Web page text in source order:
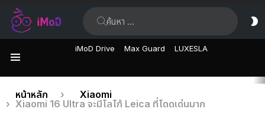
iMoD Drive Max Guard LUXESLA
เรื่อง
ล่าสุด
คุณอยู่ที่นี่:
หน้าหลัก
Xiaomi
Xiaomi 16 Ultra จะมีโลโก้ Leica ที่โดดเด่นมาก